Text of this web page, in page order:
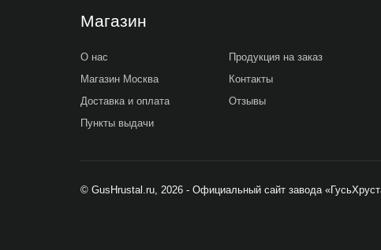
Магазин
О нас
Магазин Москва
Доставка и оплата
Пункты выдачи
Продукция на заказ
Контакты
Отзывы
© GusHrustal.ru, 2026 - Официальный сайт завода